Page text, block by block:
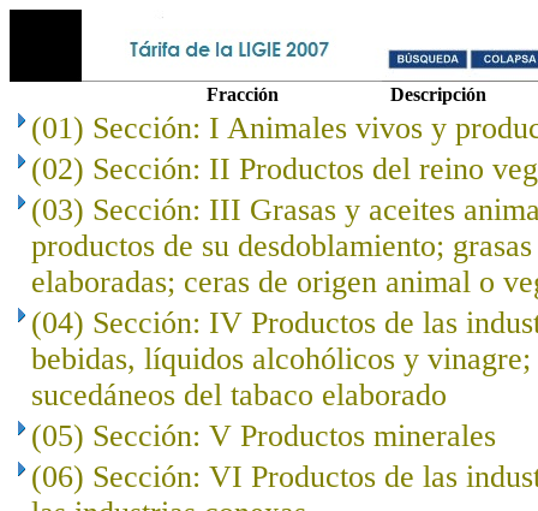
Fracción Descripción
(01) Sección: I Animales vivos y
(02) Sección: II Productos del reino
(03) Sección: III Grasas y aceites
productos de su desdoblamiento;
elaboradas; ceras de origen animal o
(04) Sección: IV Productos de las
bebidas, líquidos alcohólicos y vinagre;
sucedáneos del tabaco elaborado
(05) Sección: V Productos minerales
(06) Sección: VI Productos de las